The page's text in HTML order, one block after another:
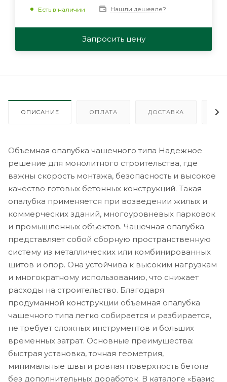
Есть в наличии Нашли дешевле?
Запросить цену
ОПИСАНИЕ ОПЛАТА ДОСТАВКА
Объемная опалубка чашечного типа Надежное
решение для монолитного строительства, где
важны скорость монтажа, безопасность и высокое
качество готовых бетонных конструкций. Такая
опалубка применяется при возведении жилых и
коммерческих зданий, многоуровневых парковок
и промышленных объектов. Чашечная опалубка
представляет собой сборную пространственную
систему из металлических или комбинированных
щитов и опор. Она устойчива к высоким нагрузкам
и многократному использованию, что снижает
расходы на строительство. Благодаря
продуманной конструкции объемная опалубка
чашечного типа легко собирается и разбирается,
не требует сложных инструментов и больших
временных затрат. Основные преимущества:
быстрая установка, точная геометрия,
минимальные швы и ровная поверхность бетона
без дополнительных доработок. В каталоге «Базис